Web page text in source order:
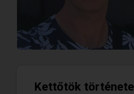
Kettőtök története